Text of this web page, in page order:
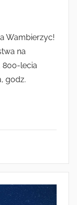
Wambierzyc!
na
800-lecia
godz.